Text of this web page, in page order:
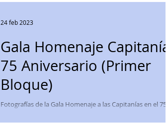
Gala Homenaje Capitanías
75 Aniversario (Primer
Bloque)
Fotografías de la Gala Homenaje a las Capitanías en el 75
fotográfico está dividido...
24 feb 2023